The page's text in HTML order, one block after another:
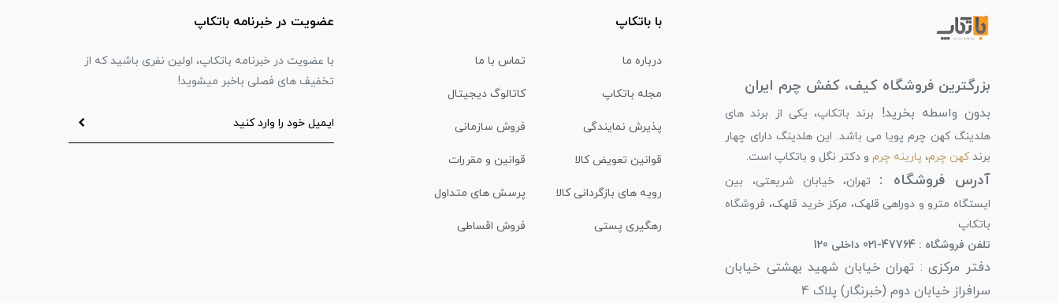
بزرگترین فروشگاه کیف، کفش چرم ایران
بدون واسطه بخرید!
برند باتکاپ، یکی از برند های
هلدینگ کهن چرم پویا می باشد. این هلدینگ دارای چهار
برندکهن چرم، پارینه چرم و دکتر نگل و باتکاپ است.
آدرس فروشگاه : تهران، خیابان شریعتی، بین
ایستگاه مترو و دوراهی قلهک، مرکز خرید قلهک، فروشگاه
باتکاپ
تلفن فروشگاه : 47764-021 داخلی 120
دفتر مرکزی : تهران خیابان شهید بهشتی خیابان
سرافراز خیابان دوم (خبرنگار) پلاک 4
با باتکاپ
درباره ما تماس با ما
مجله باتکاپ کاتالوگ دیجیتال
پذیرش نمایندگی فروش سازمانی
قوانین تعویض کالا قوانین و مقررات
رویه های بازگردانی کالا پرسش های متداول
رهگیری پستی فروش اقساطی
عضویت در خبرنامه باتکاپ
با عضویت در خبرنامه باتکاپ، اولین نفری باشید که از
تخفیف های فصلی باخبر میشوید!